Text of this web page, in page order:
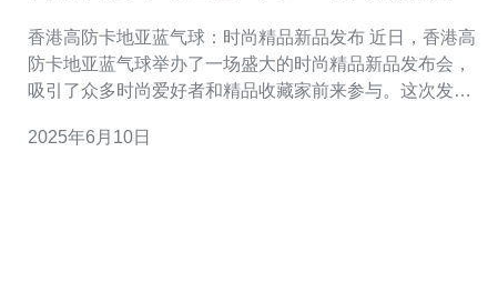
香港高防卡地亚蓝气球：时尚精品新品发布 近日，香港高
防卡地亚蓝气球举办了一场盛大的时尚精品新品发布会，
吸引了众多时尚爱好者和精品收藏家前来参与。这次发布
还展示了最新推出的蓝气球系列，引发了广泛关注。 卡地
2025年6月10日